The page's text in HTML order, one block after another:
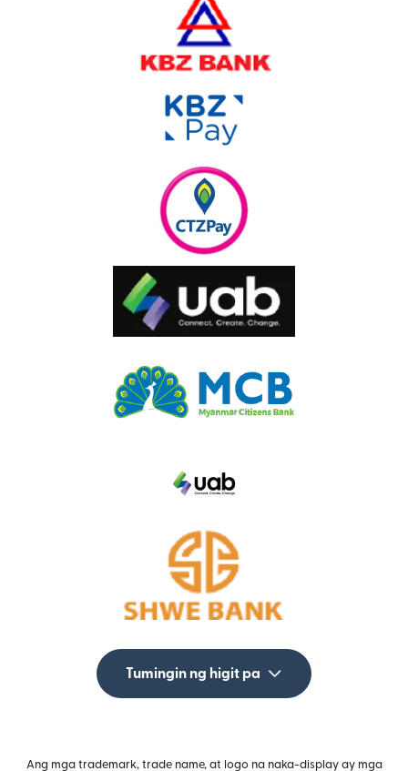
Tumingin ng higit pa
Ang mga trademark, trade name, at logo na naka-display ay mga